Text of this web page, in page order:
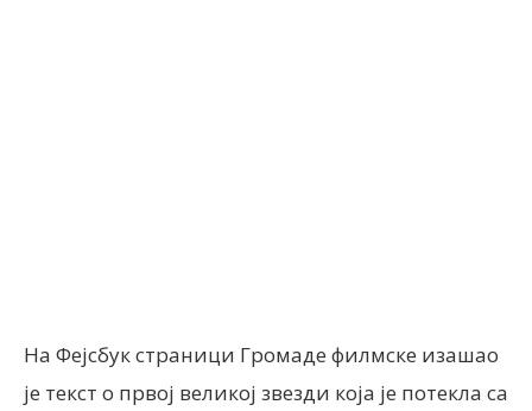
На Фејсбук страници Громаде филмске изашао
је текст о првој великој звезди која је потекла са